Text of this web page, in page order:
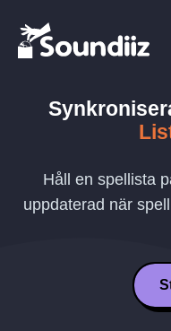
Håll en spellista
uppdaterad när